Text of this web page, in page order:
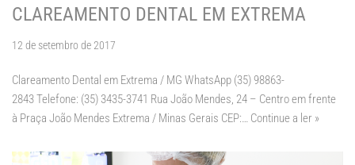
CLAREAMENTO DENTAL EM EXTREMA
12 de setembro de 2017
Clareamento Dental em Extrema / MG WhatsApp (35) 98863-
2843 Telefone: (35) 3435-3741 Rua João Mendes, 24 – Centro em frente
à Praça João Mendes Extrema / Minas Gerais CEP:… Continue a ler »